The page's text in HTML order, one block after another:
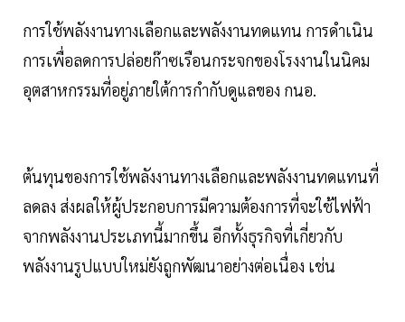
การใช้พลังงานทางเลือกและพลังงานทดแทน การดำเนิน
การเพื่อลดการปล่อยก๊าซเรือนกระจกของโรงงานในนิคม
อุตสาหกรรมที่อยู่ภายใต้การกำกับดูแลของ กนอ.
ต้นทุนของการใช้พลังงานทางเลือกและพลังงานทดแทนที่
ลดลง ส่งผลให้ผู้ประกอบการมีความต้องการที่จะใช้ไฟฟ้า
จากพลังงานประเภทนี้มากขึ้น อีกทั้งธุรกิจที่เกี่ยวกับ
พลังงานรูปแบบใหม่ยังถูกพัฒนาอย่างต่อเนื่อง เช่น